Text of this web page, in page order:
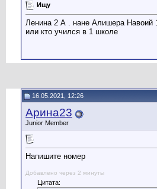
Ищу
Ленина 2 А . нане Алишера Навоий
или кто учился в 1 школе
16.05.2021, 12:26
Арина23
Junior Member
Напишите номер
Добавлено через 2 минуты
Цитата: